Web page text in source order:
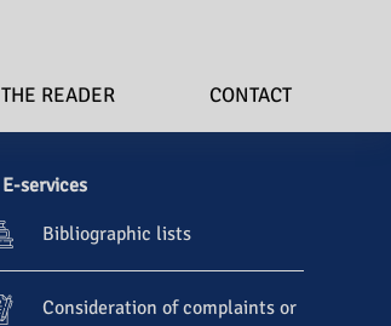
READER CONTACT
E-services
Bibliographic lists
Consideration of complaints or